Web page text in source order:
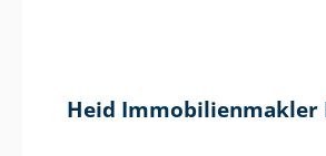
Heid Im­mo­bi­li­en­mak­ler